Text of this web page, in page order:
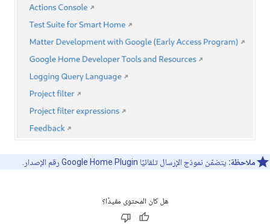
ملاحظة: يتضمّن نموذج الإرسال تلقائيًا Google Home Plugin رقم الإصدار.
هل كان المحتوى مفيدًا؟